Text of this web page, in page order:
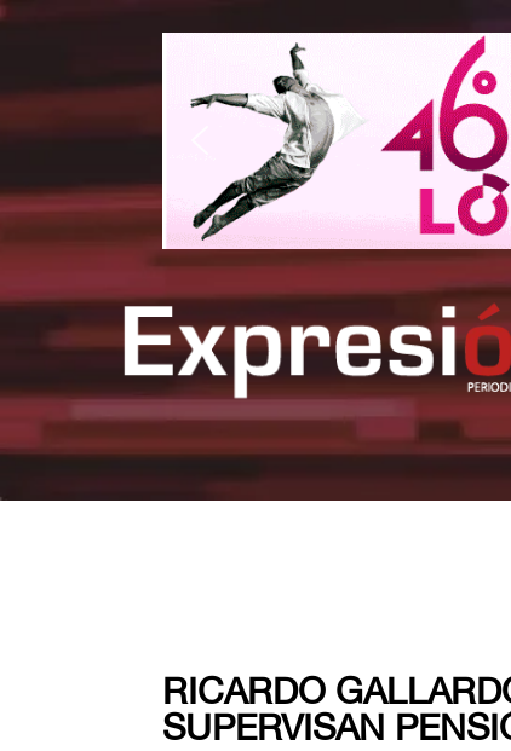
RICARDO
SUPERVISAN